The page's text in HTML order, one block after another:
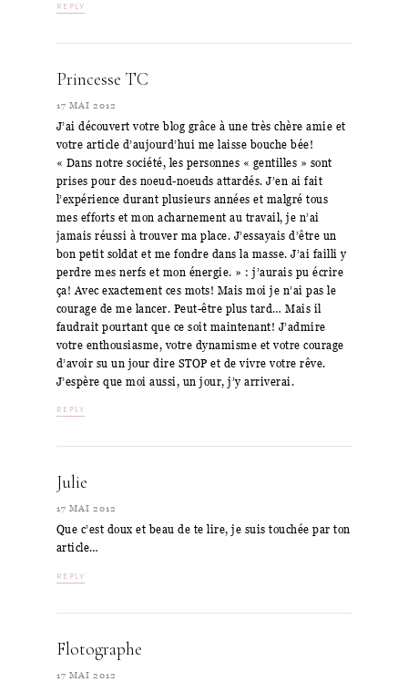
REPLY
Princesse TC
17 MAI 2012
J’ai découvert votre blog grâce à une très chère amie et
votre article d’aujourd’hui me laisse bouche bée!
« Dans notre société, les personnes « gentilles » sont
prises pour des noeud-noeuds attardés. J’en ai fait
l’expérience durant plusieurs années et malgré tous
mes efforts et mon acharnement au travail, je n’ai
jamais réussi à trouver ma place. J’essayais d’être un
bon petit soldat et me fondre dans la masse. J’ai failli y
perdre mes nerfs et mon énergie. » : j’aurais pu écrire
ça! Avec exactement ces mots! Mais moi je n’ai pas le
courage de me lancer. Peut-être plus tard… Mais il
faudrait pourtant que ce soit maintenant! J’admire
votre enthousiasme, votre dynamisme et votre courage
d’avoir su un jour dire STOP et de vivre votre rêve.
J’espère que moi aussi, un jour, j’y arriverai.
REPLY
Julie
17 MAI 2012
Que c’est doux et beau de te lire, je suis touchée par ton
article…
REPLY
Flotographe
17 MAI 2012